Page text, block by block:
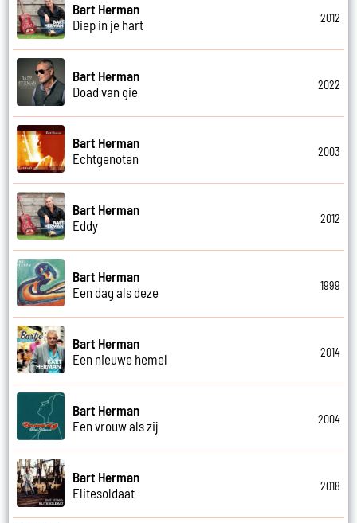
Bart Herman
Diep in je hart
2012
Bart Herman
Doad van gie
2022
Bart Herman
Echtgenoten
2003
Bart Herman
Eddy
2012
Bart Herman
Een dag als deze
1999
Bart Herman
Een nieuwe hemel
2014
Bart Herman
Een vrouw als zij
2004
Bart Herman
Elitesoldaat
2018